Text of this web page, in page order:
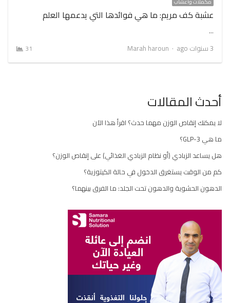
عشبة كف مريم: ما هي فوائدها التي يدعمها العلم
…
3 سنوات ago
Author
Marah haroun
31
أحدث المقالات
لا يمكنك إنقاص الوزن مهما حدث؟ اقرأ هذا الآن
ما هي GLP-3؟
هل يساعد الزبادي (أو نظام الزبادي الغذائي) على إنقاص الوزن؟
كم من الوقت يستغرق الدخول في حالة الكيتوزية؟
الدهون الحشوية والدهون تحت الجلد: ما الفرق بينهما؟